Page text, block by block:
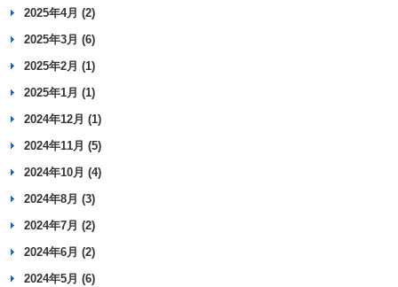
2025年4月 (2)
2025年3月 (6)
2025年2月 (1)
2025年1月 (1)
2024年12月 (1)
2024年11月 (5)
2024年10月 (4)
2024年8月 (3)
2024年7月 (2)
2024年6月 (2)
2024年5月 (6)